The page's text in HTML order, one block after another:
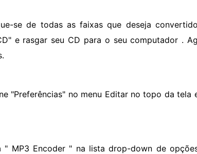
se de todas as faixas que deseja
e rasgar seu CD para o seu computador .
"Preferências" no menu Editar no topo da
" MP3 Encoder " na lista drop-down de